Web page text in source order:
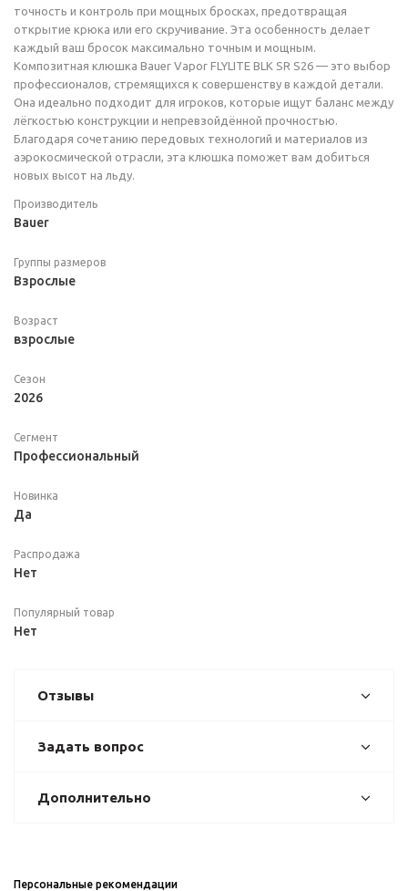
точность и контроль при мощных бросках, предотвращая
открытие крюка или его скручивание. Эта особенность делает
каждый ваш бросок максимально точным и мощным.
Композитная клюшка Bauer Vapor FLYLITE BLK SR S26 — это выбор
профессионалов, стремящихся к совершенству в каждой детали.
Она идеально подходит для игроков, которые ищут баланс между
лёгкостью конструкции и непревзойдённой прочностью.
Благодаря сочетанию передовых технологий и материалов из
аэрокосмической отрасли, эта клюшка поможет вам добиться
новых высот на льду.
Производитель
Bauer
Группы размеров
Взрослые
Возраст
взрослые
Сезон
2026
Сегмент
Профессиональный
Новинка
Да
Распродажа
Нет
Популярный товар
Нет
Отзывы
Задать вопрос
Дополнительно
Персональные рекомендации